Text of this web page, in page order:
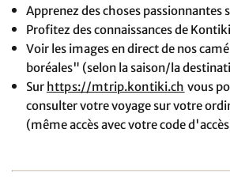
Apprenez des choses passionnantes
Profitez des connaissances de Kontiki
Voir les images en direct de nos
boréales" (selon la saison/la
Sur https://mtrip.kontiki.ch vous
consulter votre voyage sur votre
(même accès avec votre code